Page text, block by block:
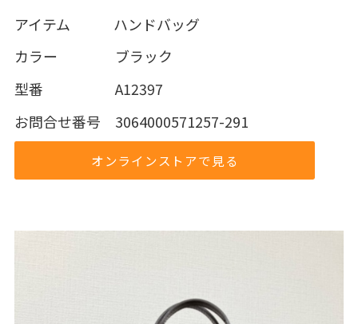
アイテム ハンドバッグ
カラー ブラック
型番 A12397
お問合せ番号 3064000571257-291
オンラインストアで見る